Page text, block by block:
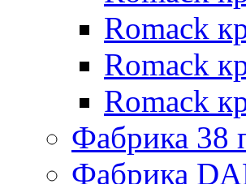
Romack
Romack
Romack
Фабрика 38
Фабрика